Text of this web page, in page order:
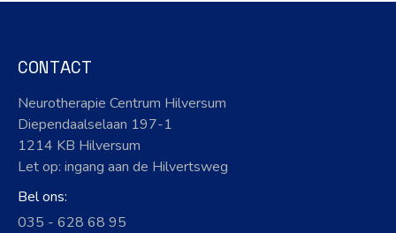
CONTACT
Neurotherapie Centrum Hilversum
Diependaalselaan 197-1
1214 KB Hilversum
Let op: ingang aan de Hilvertsweg
Bel ons:
035 - 628 68 95